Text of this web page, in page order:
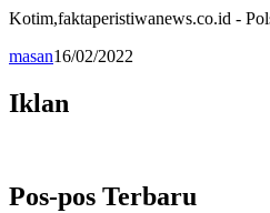
Kotim,faktaperistiwanews.co.id -
masan16/02/2022
Iklan
Pos-pos Terbaru